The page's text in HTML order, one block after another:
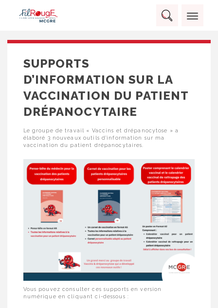
content
Rechercher :
RECHERCHER
SUPPORTS
D’INFORMATION SUR LA
VACCINATION DU PATIENT
DRÉPANOCYTAIRE
Le groupe de travail « Vaccins et drépanocytose » a
élaboré 3 nouveaux outils d’information sur ma
vaccination du patient drépanocytaires.
Vous pouvez consulter ces supports en version
numérique en cliquant ci-dessous :